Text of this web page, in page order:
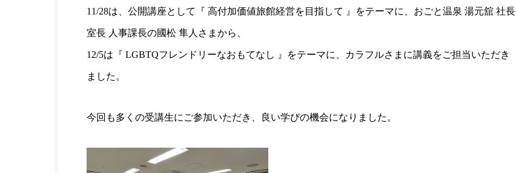
11/28は、公開講座として『 高付加価値旅館経営を目指して 』をテーマに、おごと温泉 湯元舘 社長
室長 人事課長の國松 隼人さまから、
12/5は『 LGBTQフレンドリーなおもてなし 』をテーマに、カラフルさまに講義をご担当いただき
ました。
今回も多くの受講生にご参加いただき、良い学びの機会になりました。